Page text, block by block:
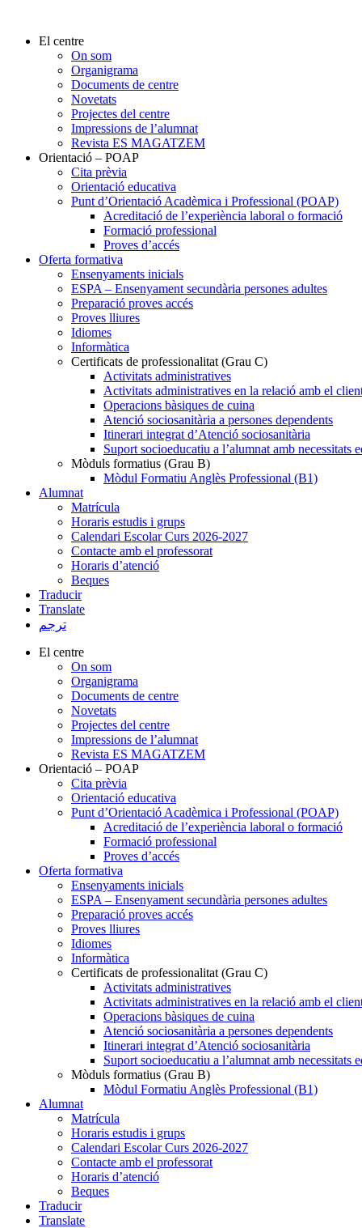
El centre
On som
Organigrama
Documents de centre
Novetats
Projectes del centre
Impressions de l’alumnat
Revista ES MAGATZEM
Orientació – POAP
Cita prèvia
Orientació educativa
Punt d’Orientació Acadèmica i Professional (POAP)
Acreditació de l’experiència laboral o formació
Formació professional
Proves d’accés
Oferta formativa
Ensenyaments inicials
ESPA – Ensenyament secundària persones adultes
Preparació proves accés
Proves lliures
Idiomes
Informàtica
Certificats de professionalitat (Grau C)
Activitats administratives
Activitats administratives en la relació amb el
Operacions bàsiques de cuina
Atenció sociosanitària a persones dependents
Itinerari integrat d’Atenció sociosanitària
Suport socioeducatiu a l’alumnat amb necessitats
Mòduls formatius (Grau B)
Mòdul Formatiu Anglès Professional (B1)
Alumnat
Matrícula
Horaris estudis i grups
Calendari Escolar Curs 2026-2027
Contacte amb el professorat
Horaris d’atenció
Beques
Traducir
Translate
ترجم
El centre
On som
Organigrama
Documents de centre
Novetats
Projectes del centre
Impressions de l’alumnat
Revista ES MAGATZEM
Orientació – POAP
Cita prèvia
Orientació educativa
Punt d’Orientació Acadèmica i Professional (POAP)
Acreditació de l’experiència laboral o formació
Formació professional
Proves d’accés
Oferta formativa
Ensenyaments inicials
ESPA – Ensenyament secundària persones adultes
Preparació proves accés
Proves lliures
Idiomes
Informàtica
Certificats de professionalitat (Grau C)
Activitats administratives
Activitats administratives en la relació amb el
Operacions bàsiques de cuina
Atenció sociosanitària a persones dependents
Itinerari integrat d’Atenció sociosanitària
Suport socioeducatiu a l’alumnat amb necessitats
Mòduls formatius (Grau B)
Mòdul Formatiu Anglès Professional (B1)
Alumnat
Matrícula
Horaris estudis i grups
Calendari Escolar Curs 2026-2027
Contacte amb el professorat
Horaris d’atenció
Beques
Traducir
Translate